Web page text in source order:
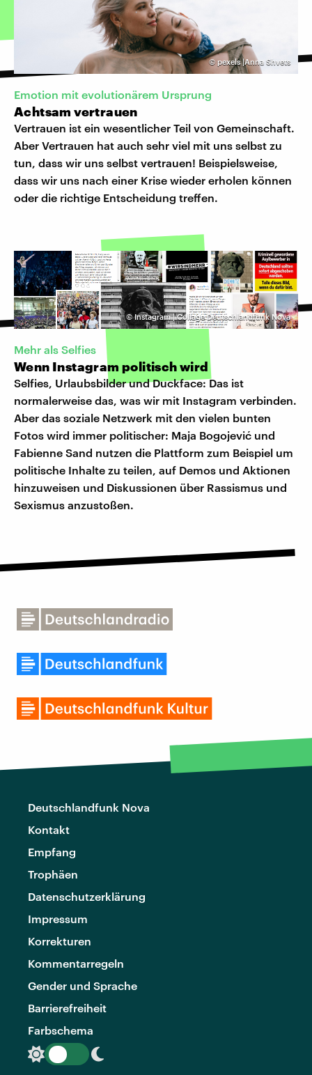
© pexels |Anna Shvets
Emotion mit evolutionärem Ursprung
Achtsam vertrauen
Vertrauen ist ein wesentlicher Teil von Gemeinschaft.
Aber Vertrauen hat auch sehr viel mit uns selbst zu
tun, dass wir uns selbst vertrauen! Beispielsweise,
dass wir uns nach einer Krise wieder erholen können
oder die richtige Entscheidung treffen.
©Instagram | Collage Deutschlandfunk Nova
Mehr als Selfies
Wenn Instagram politisch wird
Selfies, Urlaubsbilder und Duckface: Das ist
normalerweise das, was wir mit Instagram verbinden.
Aber das soziale Netzwerk mit den vielen bunten
Fotos wird immer politischer: Maja Bogojević und
Fabienne Sand nutzen die Plattform zum Beispiel um
politische Inhalte zu teilen, auf Demos und Aktionen
hinzuweisen und Diskussionen über Rassismus und
Sexismus anzustoßen.
Deutschlandfunk Nova
Kontakt
Empfang
Trophäen
Datenschutzerklärung
Impressum
Korrekturen
Kommentarregeln
Gender und Sprache
Barrierefreiheit
Farbschema